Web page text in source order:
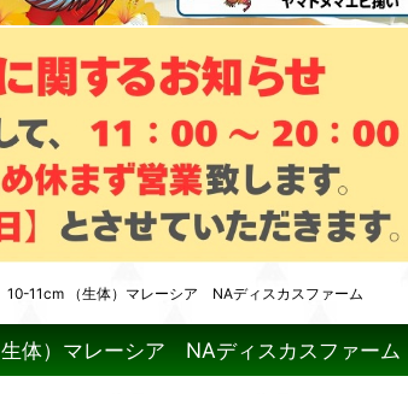
10-11cm （生体）マレーシア NAディスカスファーム
体）マレーシア NAディスカスファーム